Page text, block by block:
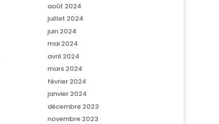
août 2024
juillet 2024
juin 2024
mai 2024
avril 2024
mars 2024
février 2024
janvier 2024
décembre 2023
novembre 2023